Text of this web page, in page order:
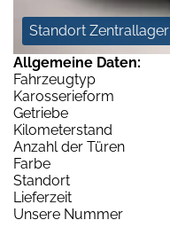
Standort Zentrallager
Allgemeine Daten:
Fahrzeugtyp
Karosserieform
Getriebe
Kilometerstand
Anzahl der Türen
Farbe
Standort
Lieferzeit
Unsere Nummer